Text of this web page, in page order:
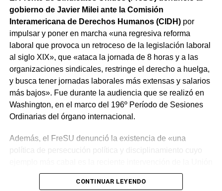
gobierno de Javier Milei ante la Comisión
Interamericana de Derechos Humanos (CIDH)por
impulsar y poner en marcha «una regresiva reforma
laboral que provoca un retroceso de la legislación laboral
al siglo XIX», que «ataca la jornada de 8 horas y a las
organizaciones sindicales, restringe el derecho a huelga,
y busca tener jornadas laborales más extensas y salarios
más bajos». Fue durante la audiencia que se realizó en
Washington, en el marco del 196º Período de Sesiones
Ordinarias del órgano internacional.
Además, el FreSU denunció la existencia de «una
política de persecución política y disciplinamiento cuyo
Obrera Metalúrgica (UOM) y la persecución mediática,
gremial, jurídica y personal» desplegada por funcionarios
CONTINUAR LEYENDO